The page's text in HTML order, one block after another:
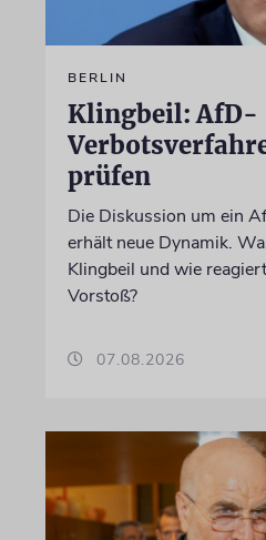
BERLIN
Klingbeil: AfD-
prüfen
Die Diskussion um ein
erhält neue Dynamik.
Klingbeil und wie
Vorstoß?
07.08.2026